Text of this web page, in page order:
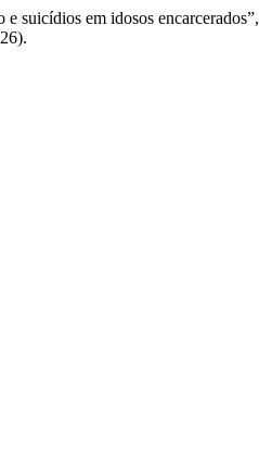
suicídios em idosos encarcerados”,